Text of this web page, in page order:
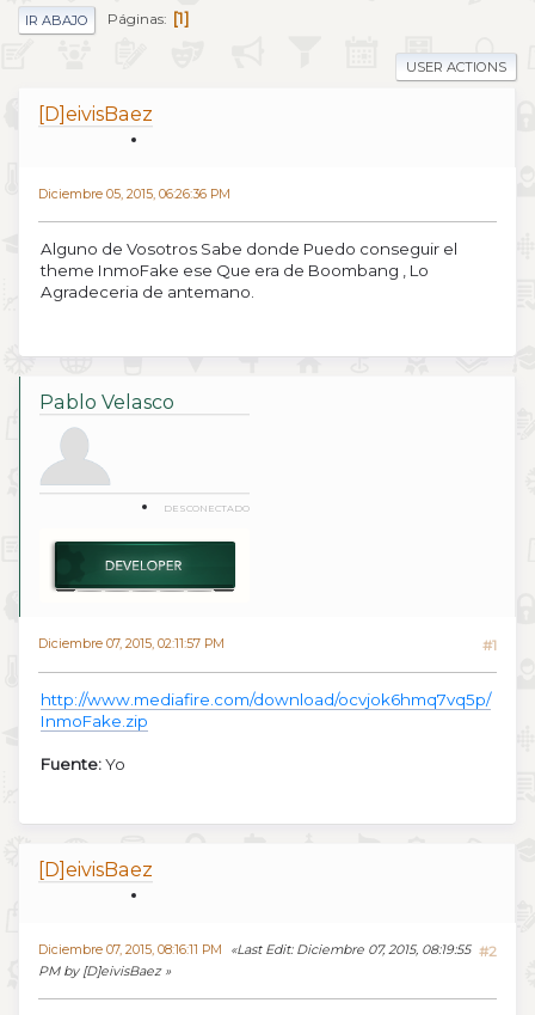
IR ABAJO Páginas 1
USER ACTIONS
[D]eivisBaez
Diciembre 05, 2015, 06:26:36 PM
Alguno de Vosotros Sabe donde Puedo conseguir el
theme InmoFake ese Que era de Boombang , Lo
Agradeceria de antemano.
Pablo Velasco
DESCONECTADO
Diciembre 07, 2015, 02:11:57 PM #1
http://www.mediafire.com/download/ocvjok6hmq7vq5p/
InmoFake.zip
Fuente:Yo
[D]eivisBaez
Diciembre 07, 2015, 08:16:11 PM #2
Last Edit: Diciembre 07, 2015, 08:19:55
PM by [D]eivisBaez